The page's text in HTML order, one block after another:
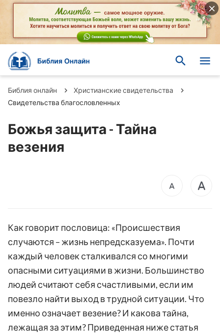
Библия онлайн
Христианские свидетельства
Свидетельства благословленных
Божья защита - Тайна
везения
Как говорит пословица: «Происшествия
случаются – жизнь непредсказуема». Почти
каждый человек сталкивался со многими
опасными ситуациями в жизни. Большинство
людей считают себя счастливыми, если им
повезло найти выход в трудной ситуации. Что
именно означает везение? И какова тайна,
лежащая за этим? Приведенная ниже статья